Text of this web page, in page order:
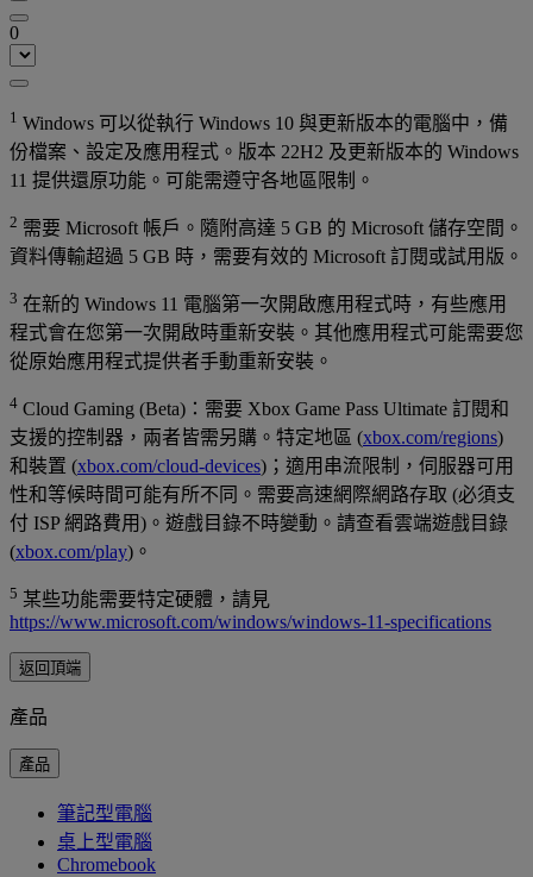
0
1 Windows 可以從執行 Windows 10 與更新版本的電腦中，備
份檔案、設定及應用程式。版本 22H2 及更新版本的 Windows
11 提供還原功能。可能需遵守各地區限制。
2 需要 Microsoft 帳戶。隨附高達 5 GB 的 Microsoft 儲存空間。
資料傳輸超過 5 GB 時，需要有效的 Microsoft 訂閱或試用版。
3 在新的 Windows 11 電腦第一次開啟應用程式時，有些應用
程式會在您第一次開啟時重新安裝。其他應用程式可能需要您
從原始應用程式提供者手動重新安裝。
4 Cloud Gaming (Beta)：需要 Xbox Game Pass Ultimate 訂閱和
支援的控制器，兩者皆需另購。特定地區 (xbox.com/regions)
和裝置 (xbox.com/cloud-devices)；適用串流限制，伺服器可用
性和等候時間可能有所不同。需要高速網際網路存取 (必須支
付 ISP 網路費用)。遊戲目錄不時變動。請查看雲端遊戲目錄
(xbox.com/play)。
5 某些功能需要特定硬體，請見
https://www.microsoft.com/windows/windows-11-specifications
返回頂端
產品
產品
筆記型電腦
桌上型電腦
Chromebook